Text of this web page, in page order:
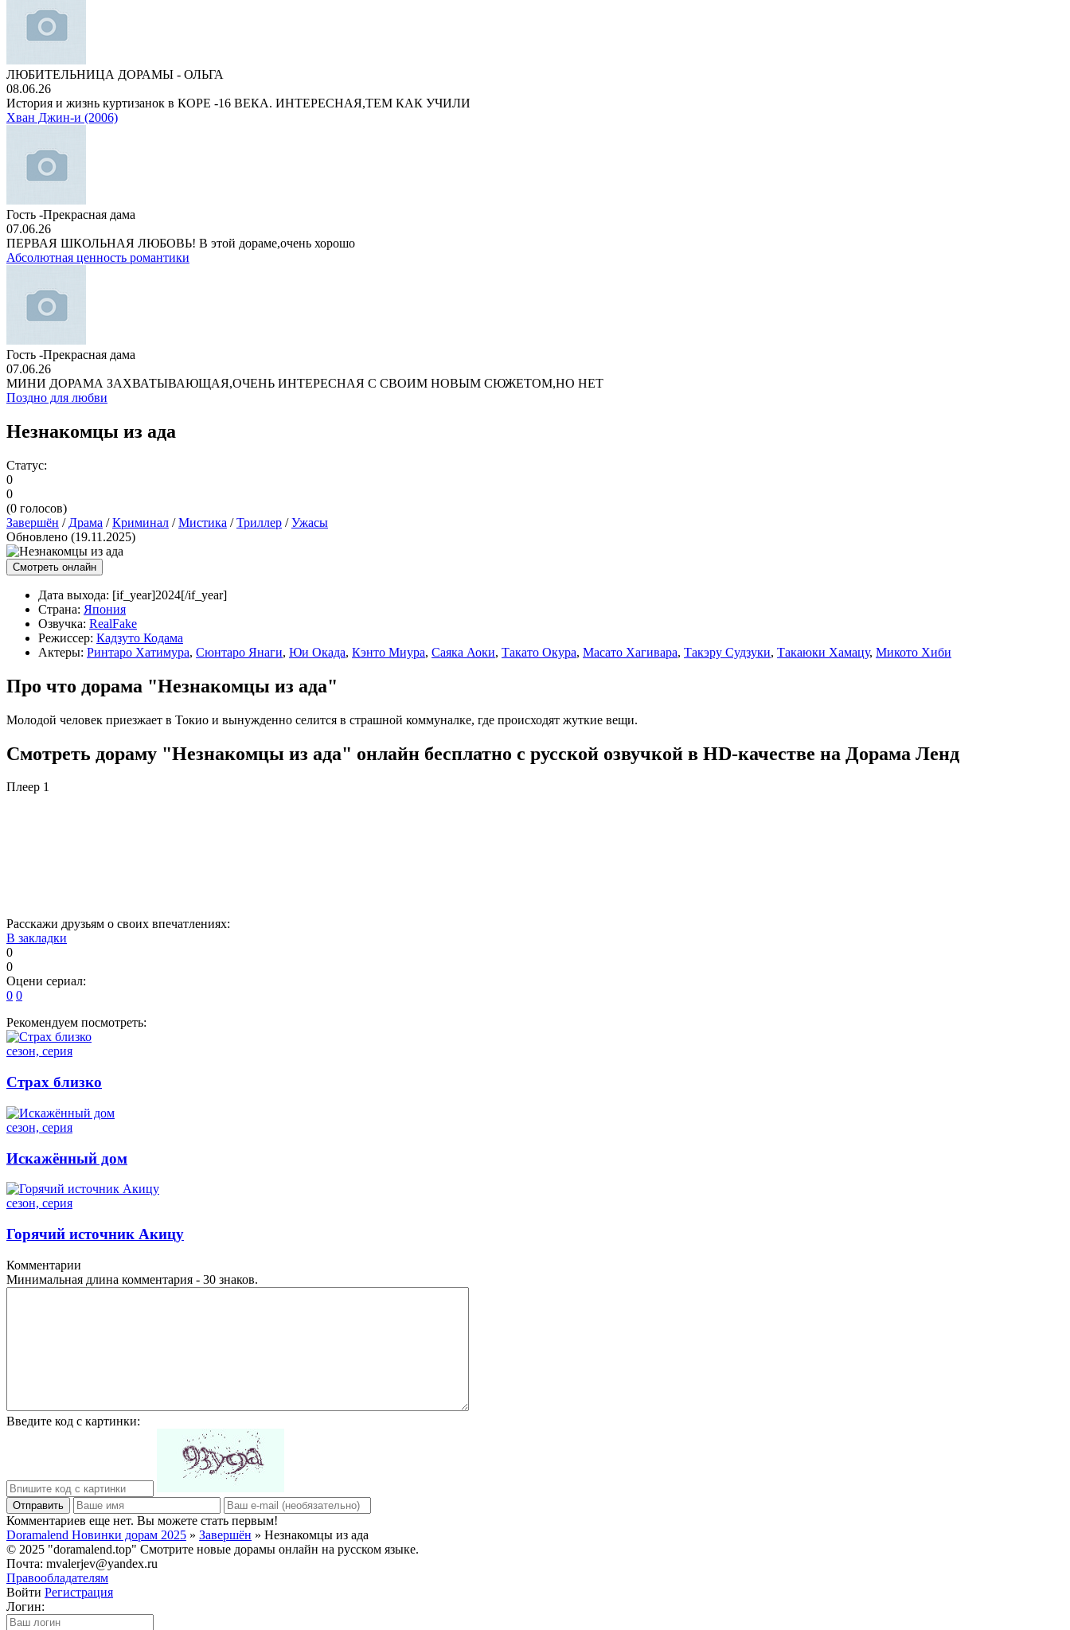
ЛЮБИТЕЛЬНИЦА ДОРАМЫ - ОЛЬГА
08.06.26
История и жизнь куртизанок в КОРЕ -16 ВЕКА. ИНТЕРЕСНАЯ,ТЕМ КАК УЧИЛИ
Хван Джин-и (2006)
Гость -Прекрасная дама
07.06.26
ПЕРВАЯ ШКОЛЬНАЯ ЛЮБОВЬ! В этой дораме,очень хорошо
Абсолютная ценность романтики
Гость -Прекрасная дама
07.06.26
МИНИ ДОРАМА ЗАХВАТЫВАЮЩАЯ,ОЧЕНЬ ИНТЕРЕСНАЯ С СВОИМ НОВЫМ СЮЖЕТОМ,НО НЕТ
Поздно для любви
Незнакомцы из ада
Статус:
0
0
(0 голосов)
Завершён / Драма /Криминал /Мистика /Триллер /Ужасы
Обновлено (19.11.2025)
Смотреть онлайн
Дата выхода: [if_year]2024[/if_year]
Страна: Япония
Озвучка: RealFake
Режиссер: Кадзуто Кодама
Актеры: Ринтаро Хатимура, Сюнтаро Янаги, Юи Окада, Кэнто Миура, Саяка Аоки, Такато Окура, Масато Хагивара, Такэру Судзуки, Такаюки Хамацу, Микото Хиби
Про что дорама "Незнакомцы из ада"
Молодой человек приезжает в Токио и вынужденно селится в страшной коммуналке, где происходят жуткие вещи.
Смотреть дораму "Незнакомцы из ада" онлайн бесплатно с русской озвучкой в HD-качестве на Дорама Ленд
Плеер 1
Расскажи друзьям о своих впечатлениях:
В закладки
0
0
Оцени сериал:
0 0
Рекомендуем посмотреть:
сезон, серия
Страх близко
сезон, серия
Искажённый дом
сезон, серия
Горячий источник Акицу
Комментарии
Минимальная длина комментария - 30 знаков.
Введите код с картинки:
Отправить
Комментариев еще нет. Вы можете стать первым!
Doramalend Новинки дорам 2025 » Завершён » Незнакомцы из ада
© 2025 "doramalend.top" Смотрите новые дорамы онлайн на русском языке.
Почта: mvalerjev@yandex.ru
Правообладателям
Войти Регистрация
Логин: